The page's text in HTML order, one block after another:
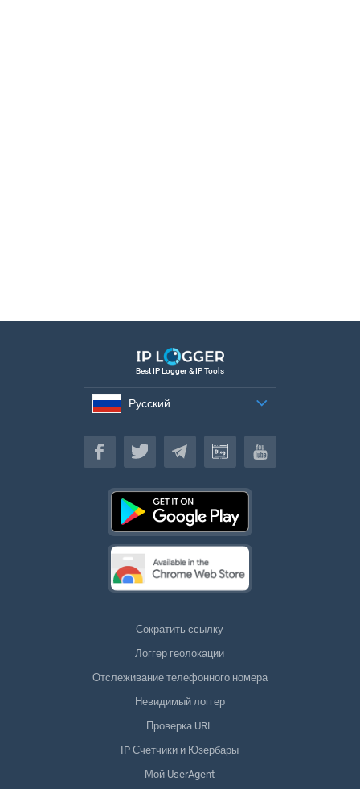
Best IP Logger & IP Tools
Русский
Русский
Сократить ссылку
Логгер геолокации
Отслеживание телефонного номера
Невидимый логгер
Проверка URL
IP Счетчики и Юзербары
Мой UserAgent